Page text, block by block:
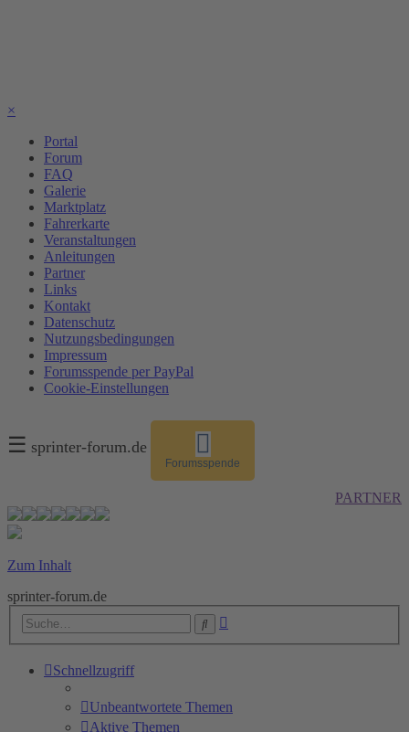
×
Portal
Forum
FAQ
Galerie
Marktplatz
Fahrerkarte
Veranstaltungen
Anleitungen
Partner
Links
Kontakt
Datenschutz
Nutzungsbedingungen
Impressum
Forumsspende per PayPal
Cookie-Einstellungen
☰ sprinter-forum.de
Forumsspende
PARTNER
Zum Inhalt
sprinter-forum.de
Suche
Schnellzugriff
Unbeantwortete Themen
Aktive Themen